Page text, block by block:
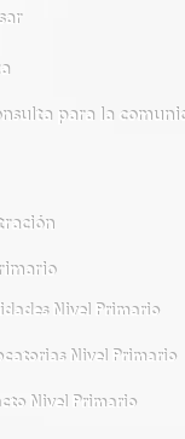
para la
Nivel Primario
Nivel Primario
Nivel Primario